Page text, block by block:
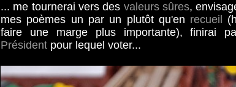
... me tournerai vers des valeurs sûres,
mes poèmes un par un plutôt qu'en recueil
faire une marge plus importante), finirai
Président pour lequel voter...